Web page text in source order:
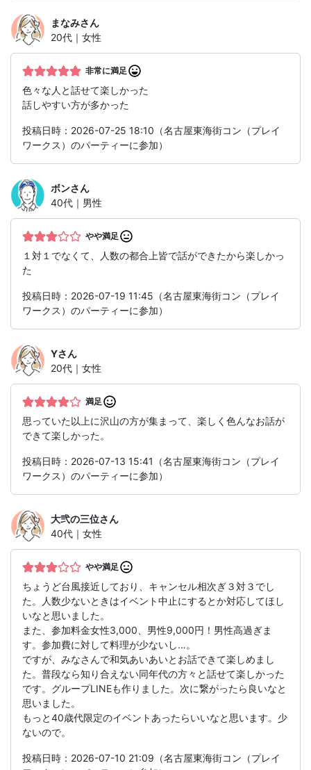
まなみさん
20代｜女性
非常に満足
色々な人と話せて楽しかった
話しやすい方が多かった
投稿日時：2026-07-25 18:10（名古屋東海街コン（プレイ
ワークス）のパーティーに参加）
ボンさん
40代｜男性
やや満足
１対１でなくて、人数の都合上皆で話ができたから楽しかっ
た
投稿日時：2026-07-19 11:45（名古屋東海街コン（プレイ
ワークス）のパーティーに参加）
Yさん
20代｜女性
満足
思っていた以上に沢山の方が集まって、楽しく色んなお話が
できて楽しかった。
投稿日時：2026-07-13 15:41（名古屋東海街コン（プレイ
ワークス）のパーティーに参加）
大弐の三位さん
40代｜女性
やや満足
ちょうど台風接近しており、キャンセル相次ぎ３対３でし
た。人数少ないときはイベント中止にするとか対応してほし
いなと思いました。
また、参加料金女性3,000、男性9,000円！男性高過ぎま
す。参加費に対して料理が少ないし…。
ですが、みなさんで和気あいあいとお話できて楽しめまし
た。普段なら知り合えない同年代の方々と話せて楽しかった
です。グループLINEも作りました。次に繋がったら良いなと
思いました。
もっと40歳代限定のイベントあったらいいなと思います。少
ないので。
投稿日時：2026-07-10 21:09（名古屋東海街コン（プレイ